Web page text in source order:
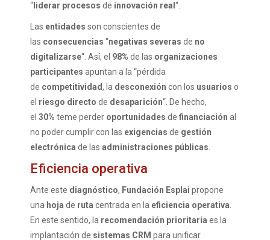
“ liderar procesos de innovación real “.
Las entidades son conscientes de
las consecuencias “negativas severas de no
digitalizarse“. Así, el 98% de las organizaciones
participantes apuntan a la “pérdida
de competitividad, la desconexión con los usuarios o
el riesgo directo de desaparición“. De hecho,
el 30% teme perder oportunidades de financiación al
no poder cumplir con las exigencias de gestión
electrónica de las administraciones públicas
Eficiencia operativa
Ante este diagnóstico, Fundación Esplai propone
una hoja de ruta centrada en la eficiencia operativa
En este sentido, la recomendación prioritaria es la
implantación de sistemas CRM para unificar